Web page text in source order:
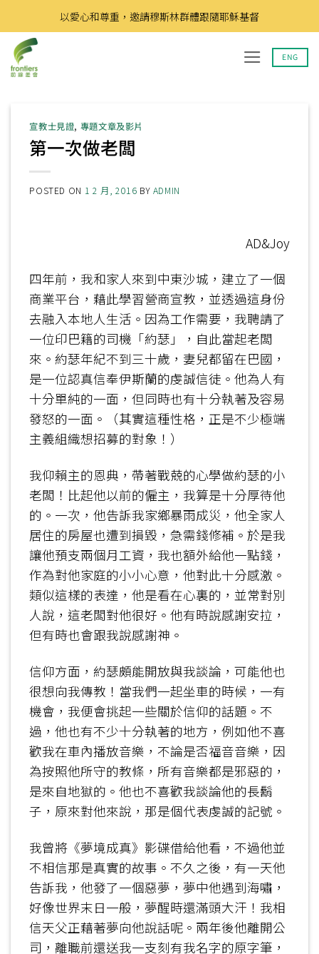
to
content
以愛心和尊重，邀請穆斯林群體跟隨耶穌基督
ENG
宣教士見證, 專題文章及影片
第一次做老闆
POSTED ON 1 2 月, 2016 BY ADMIN
AD&Joy
四年前，我和家人來到中東沙城，建立了一個
商業平台，藉此學習營商宣教，並透過這身份
去融入本地人生活。因為工作需要，我聘請了
一位印巴籍的司機「約瑟」，自此當起老闆
來。約瑟年紀不到三十歲，妻兒都留在巴國，
是一位認真信奉伊斯蘭的虔誠信徒。他為人有
十分單純的一面，但同時也有十分執著及容易
發怒的一面。（其實這種性格，正是不少極端
主義組織想招募的對象！）
我仰賴主的恩典，帶著戰兢的心學做約瑟的小
老闆！比起他以前的僱主，我算是十分厚待他
的。一次，他告訴我家鄉暴雨成災，他全家人
居住的房屋也遭到損毀，急需錢修補。於是我
讓他預支兩個月工資，我也額外給他一點錢，
作為對他家庭的小小心意，他對此十分感激。
類似這樣的表達，他是看在心裏的，並常對別
人說，這老闆對他很好。他有時說感謝安拉，
但有時也會跟我說感謝神。
信仰方面，約瑟頗能開放與我談論，可能他也
很想向我傳教！當我們一起坐車的時候，一有
機會，我便會挑起一些關於信仰的話題。不
過，他也有不少十分執著的地方，例如他不喜
歡我在車內播放音樂，不論是否福音音樂，因
為按照他所守的教條，所有音樂都是邪惡的，
是來自地獄的。他也不喜歡我談論他的長鬍
子，原來對他來說，那是個代表虔誠的記號。
我曾將《夢境成真》影碟借給他看，不過他並
不相信那是真實的故事。不久之後，有一天他
告訴我，他發了一個惡夢，夢中他遇到海嘯，
好像世界末日一般，夢醒時還滿頭大汗！我相
信天父正藉著夢向他說話呢。兩年後他離開公
司，離職前還送我一支刻有我名字的原字筆，